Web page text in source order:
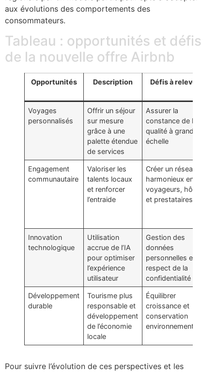
aux évolutions des comportements des
consommateurs.
Tableau : opportunités et défis
de la nouvelle offre Airbnb
Opportunités Description
Défis à relever
Voyages
personnalisés
Offrir un séjour
sur mesure
grâce à une
palette étendue
de services
Assurer la
constance de la
qualité à grande
échelle
Engagement
communautaire
Valoriser les
talents locaux
et renforcer
l’entraide
Créer un réseau
harmonieux entre
voyageurs, hôtes
et prestataires
Innovation
technologique
Utilisation
accrue de l’IA
pour optimiser
l’expérience
utilisateur
Gestion des
données
personnelles et
respect de la
confidentialité
Développement
durable
Tourisme plus
responsable et
développement
de l’économie
locale
Équilibrer
croissance et
conservation
environnementale
Pour suivre l’évolution de ces perspectives et les